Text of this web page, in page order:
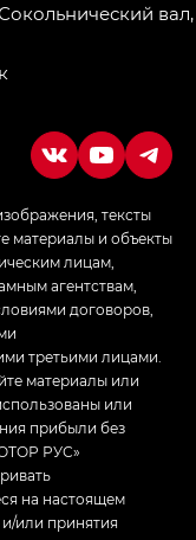
вал,
тексты
материалы и объекты
лицам,
агентствам,
договоров,
третьими лицами.
материалы или
или
прибыли без
РУС»
на настоящем
или принятия